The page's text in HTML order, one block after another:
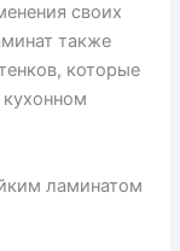
своих
также
которые
ламинатом